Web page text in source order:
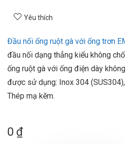
Yêu thích
Đầu nối ống ruột gà với ống trơn
đầu nối dạng thẳng kiểu không
ống ruột gà với ống điện dày
được sử dụng: Inox 304
Thép mạ kẽm.
0 ₫